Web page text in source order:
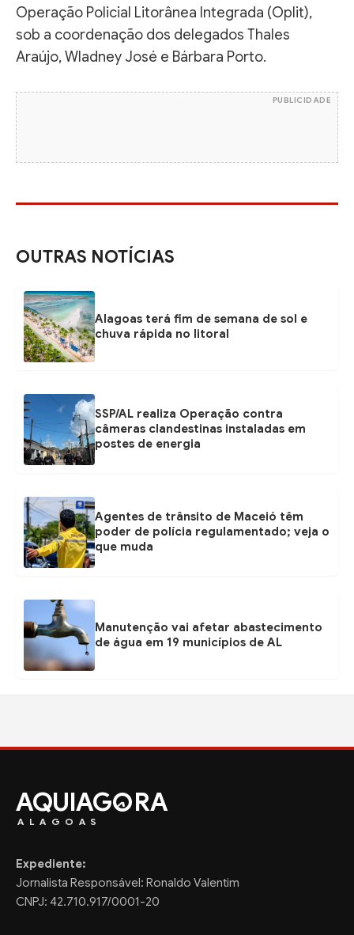
Operação Policial Litorânea Integrada (Oplit),
sob a coordenação dos delegados Thales
Araújo, Wladney José e Bárbara Porto.
PUBLICIDADE
OUTRAS NOTÍCIAS
Alagoas terá fim de semana de sol e
chuva rápida no litoral
SSP/AL realiza Operação contra
câmeras clandestinas instaladas em
postes de energia
Agentes de trânsito de Maceió têm
poder de polícia regulamentado; veja o
que muda
Manutenção vai afetar abastecimento
de água em 19 municípios de AL
AQUIAG RA
ALAGOAS
Expediente:
Jornalista Responsável: Ronaldo Valentim
CNPJ: 42.710.917/0001-20